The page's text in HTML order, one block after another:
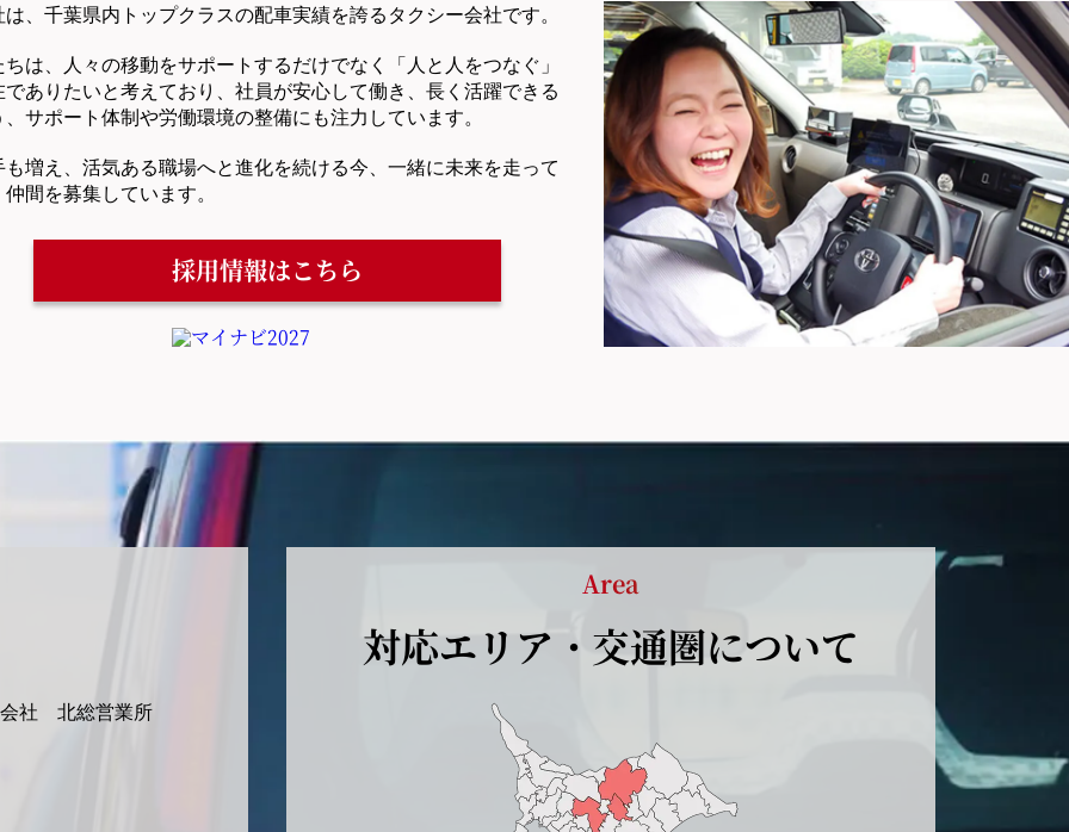
、千葉県内トップクラスの配車実績を誇るタクシー会社です。
は、人々の移動をサポートするだけでなく「人と人をつなぐ」
でありたいと考えており、社員が安心して働き、長く活躍できる
サポート体制や労働環境の整備にも注力しています。
も増え、活気ある職場へと進化を続ける今、一緒に未来を走って
間を募集しています。
採用情報はこちら
会社 北総営業所
Area
対応エリア・ 交通圏について